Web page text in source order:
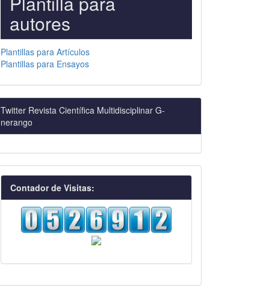
PARA
AUTORES
autores
Plantillas para Artículos
Plantillas para Ensayos
Twitter Revista Científica Multidisciplinar G-
nerango
visitas
Contador de Visitas: